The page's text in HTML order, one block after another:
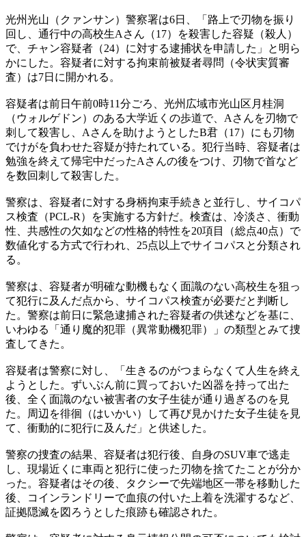
光州光山（クァンサン）警察署は6日、「路上で刃物を振り
回し、通行中の高校生Aさん（17）を殺害した容疑（殺人）
で、チャン容疑者（24）に対する逮捕状を申請した」と明ら
かにした。容疑者に対する拘束前被疑者尋問（令状実質審
査）は7日に開かれる。
容疑者は前日午前0時11分ごろ、光州広域市光山区月桂洞
（ウォルゲドン）のある大学近くの歩道で、Aさんを刃物で
刺して殺害し、Aさんを助けようとしたB君（17）にも刃物
でけがを負わせた容疑が持たれている。犯行当時、容疑者は
勉強を終えて帰宅中だったAさんの後をつけ、刃物で首など
を数回刺して殺害した。
警察は、容疑者に対する身柄拘束手続きと並行し、サイコパ
ス検査（PCL-R）を実施する方針だ。検査は、冷淡さ、衝動
性、共感性の欠如などの性格的特性を20項目（総点40点）で
数値化する方式で行われ、25点以上でサイコパスと分類され
る。
警察は、容疑者が明確な動機もなく面識のない高校生を狙っ
て犯行に及んだ点から、サイコパス検査が必要だと判断し
た。警察は前日に緊急逮捕された容疑者の供述などを基に、
いわゆる「通り魔的犯罪（異常動機犯罪）」の類型とみて捜
査してきた。
容疑者は警察に対し、「生きるのがつまらなくて人生を終え
ようとした。ずいぶん前に買っておいた凶器を持って出た
後、全く面識のない被害者の女子生徒が通り過ぎるのを見
た。周辺を徘徊（はいかい）して再び見かけた女子生徒を見
て、衝動的に犯行に及んだ」と供述した。
警察の捜査の結果、容疑者は犯行後、自身のSUV車で逃走
し、現場近くに車両と犯行に使った刃物を捨てたことが分か
った。容疑者はその後、タクシーで先端地区一帯を移動した
後、コインランドリーで血痕の付いた上着を洗濯するなど、
証拠隠滅を図ろうとした痕跡も確認された。